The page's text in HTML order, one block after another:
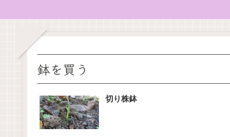
鉢を買う
切り株鉢